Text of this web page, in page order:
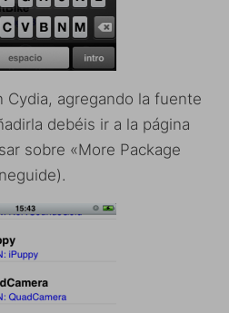
Cydia, agregando la fuente
debéis ir a la página
sobre «More Package